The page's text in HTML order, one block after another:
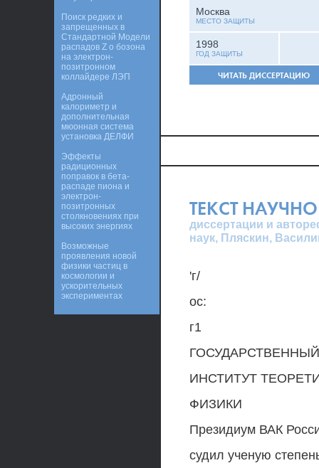
Москва
МЕСТО ЗАЩИТЫ
1998
ГОД ЗАЩИТЫ
ЧИТАТЬ ДИССЕРТАЦИЮ
ТЕКСТ
диссертации и
наук, Пляскин,
'г/
ос:
г1
ИНСТИТУТ
ФИЗИКИ
Президиум ВАК
судил ученую
Поиск редких и
запрещенных в
Стандартной Модели
распадов Z o бозона
на электрон-
позитронном
коллайдере ЛЭП
Адронный
калориметр и
дополнительная
мюонная система
установка ДЕЛФИ
Эффекты
радиционных
поправок в бета-
распаде пиона и
электрон-
позитронных
столкновениях при
высоких энергиях
Возможные
проявления новой
физики частиц в
космологии и
ускорительных
экспериментах